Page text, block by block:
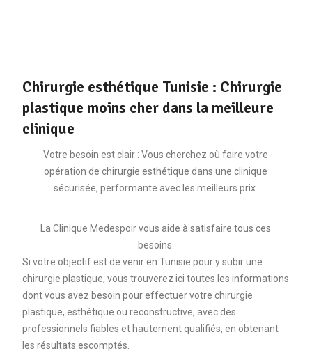
Chirurgie esthétique Tunisie : Chirurgie
plastique moins cher dans la meilleure
clinique
Votre besoin est clair : Vous cherchez où faire votre
opération de chirurgie esthétique dans une clinique
sécurisée, performante avec les meilleurs prix.
La Clinique Medespoir vous aide à satisfaire tous ces
besoins.
Si votre objectif est de venir en Tunisie pour y subir une
chirurgie plastique, vous trouverez ici toutes les informations
dont vous avez besoin pour effectuer votre chirurgie
plastique, esthétique ou reconstructive, avec des
professionnels fiables et hautement qualifiés, en obtenant
les résultats escomptés.